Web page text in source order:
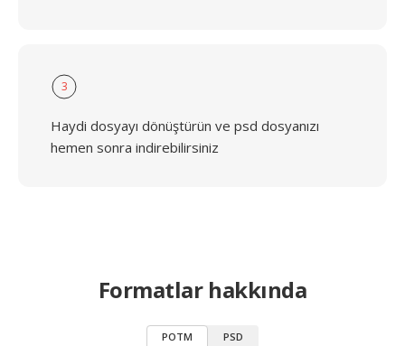
3
Haydi dosyayı dönüştürün ve psd dosyanızı
hemen sonra indirebilirsiniz
Formatlar hakkında
POTM PSD